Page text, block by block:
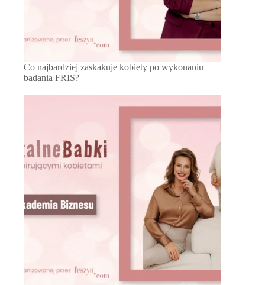
Co najbardziej zaskakuje kobiety po wykonaniu
badania FRIS?